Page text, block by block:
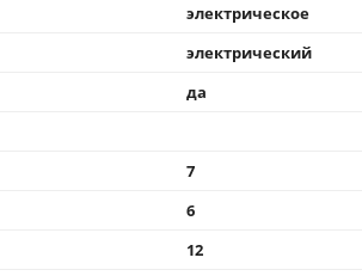
электрическое
электрический
да
7
6
12